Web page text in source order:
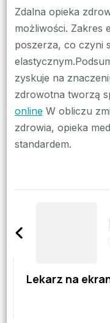
Zdalna opieka
możliwości. Zakres
poszerza, co czyni
zyskuje na
zdrowotna tworzą
onlineW obliczu
zdrowia, opieka
standardem.
wpisy
Lekarz na